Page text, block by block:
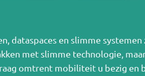
dataspaces en slimme
met slimme technologie,
omtrent mobiliteit u bezig en